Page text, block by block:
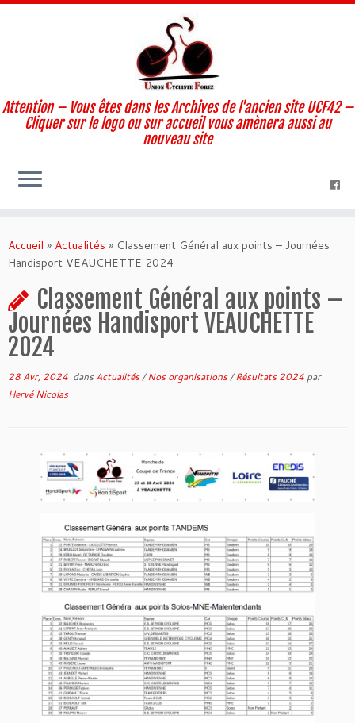
to
content
Attention – Vous êtes dans les Archives de l'ancien site UCF42 –
Cliquer sur le logo ou sur accueil vous amènera aussi au
nouveau site
Accueil » Actualités » Classement Général aux points – Journées
Handisport VEAUCHETTE 2024
Classement Général aux points –
Journées Handisport VEAUCHETTE
2024
28 Avr, 2024 dans Actualités/Nos organisations/Résultats 2024 par
Hervé Nicolas